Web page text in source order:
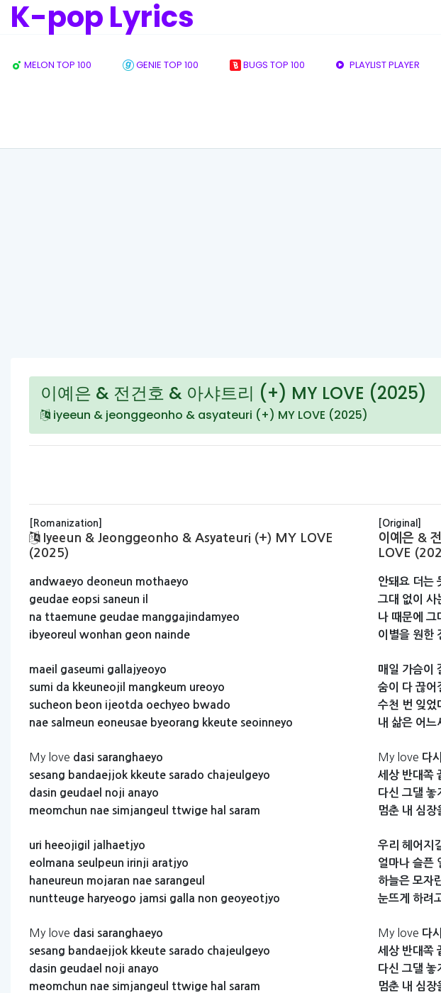
K-pop Lyrics
MELON TOP 100 GENIE TOP 100 BUGS TOP 100 PLAYLIST PLAYER
이예은 & 전건호 & 아샤트리 (+) MY LOVE (2025)
iyeeun & jeonggeonho & asyateuri (+) MY LOVE (2025)
[Romanization]
Iyeeun & Jeonggeonho & Asyateuri (+) MY LOVE
(2025)
andwaeyo deoneun mothaeyo
geudae eopsi saneun il
na ttaemune geudae manggajindamyeo
ibyeoreul wonhan geon nainde
maeil gaseumi gallajyeoyo
sumi da kkeuneojil mangkeum ureoyo
sucheon beon ijeotda oechyeo bwado
nae salmeun eoneusae byeorang kkeute seoinneyo
My love dasi saranghaeyo
sesang bandaejjok kkeute sarado chajeulgeyo
dasin geudael noji anayo
meomchun nae simjangeul ttwige hal saram
uri heeojigil
jalhaetjyo
eolmana seulpeun irinji aratjyo
haneureun mojaran nae sarangeul
nuntteuge haryeogo jamsi galla non geoyeotjyo
My love dasi saranghaeyo
sesang bandaejjok kkeute sarado chajeulgeyo
dasin geudael noji anayo
meomchun nae simjangeul ttwige hal saram
[Original]
이예은 &
LOVE
안돼요 더는
그대 없이 사
나 때문에 그
이별을 원한
매일 가슴이
숨이
다 끊어
수천 번 잊었
내 삶은 어느
My love 다시
세상 반대쪽
다신 그댈 놓
멈춘 내 심장
우리 헤어지
얼마나 슬픈
하늘은 모자
눈뜨게
하려
My love 다시
세상 반대쪽
다신 그댈 놓
멈춘 내 심장